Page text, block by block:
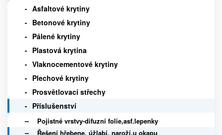
Asfaltové krytiny
Betonové krytiny
Pálené krytiny
Plastová krytina
Vlaknocementové krytiny
Plechové krytiny
Prosvětlovací střechy
Příslušenství
Pojistné vrstvy-difuzní folie,asf.lepenky
Řešení hřebene, úžlabí, naroží,u okapu